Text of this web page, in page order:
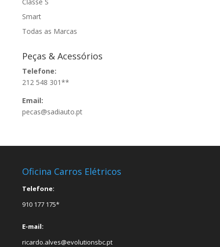
Smart
Todas as Marcas
Peças & Acessórios
Telefone:
212 548 301**
Email:
pecas@sadiauto.pt
Oficina Carros Elétricos
Telefone:
910 177 175*
E-mail:
ricardo.alves@evolutionsbc.pt